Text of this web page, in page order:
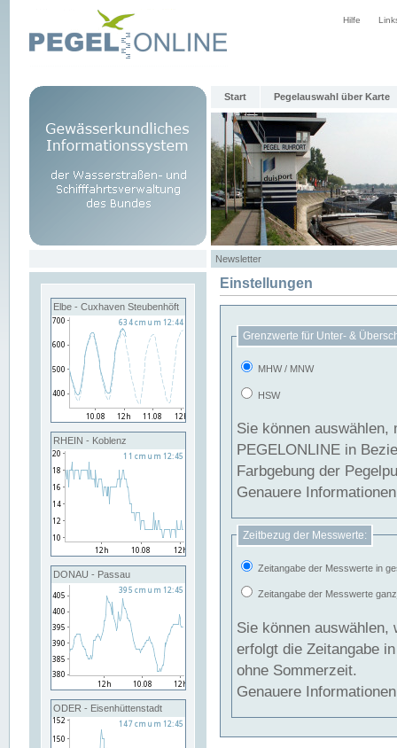
Hilfe
Start Pegelauswahl über Karte
Newsletter
Elbe - Cuxhaven Steubenhöft
RHEIN - Koblenz
DONAU - Passau
ODER - Eisenhüttenstadt
Einstellungen
Grenzwerte für Unter- &
MHW / MNW
HSW
Sie können
PEGELONLINE in Beziehung
Farbgebung der
Genauere
Zeitbezug der Messwerte:
Zeitangabe der Messwerte in
Zeitangabe der Messwerte
Sie können auswählen,
erfolgt die Zeitangabe
ohne Sommerzeit.
Genauere